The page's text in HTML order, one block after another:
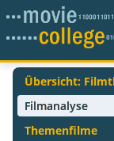
Übersicht:
Filmanalyse
Themenfilme